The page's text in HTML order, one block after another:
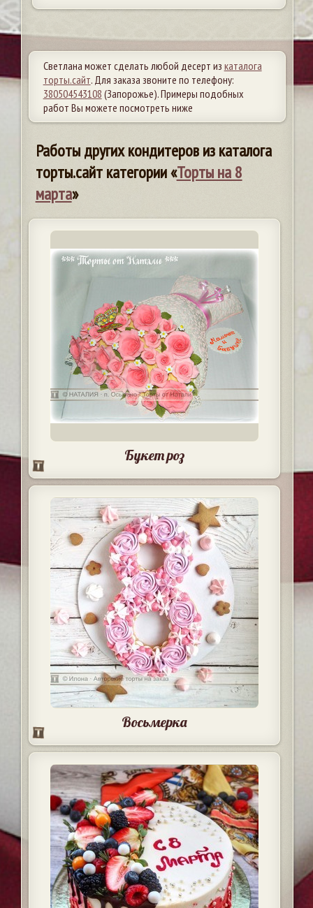
Светлана может сделать любой десерт из каталога
торты.сайт. Для заказа звоните по телефону:
380504543108 (Запорожье). Примеры подобных
работ Вы можете посмотреть ниже
Работы других кондитеров из каталога
торты.сайт категории «Торты на 8
марта»
Букет роз
Восьмерка